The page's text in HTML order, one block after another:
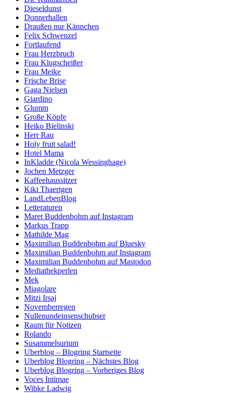
Dieseldunst
Donnerhallen
Draußen nur Kännchen
Felix Schwenzel
Fortlaufend
Frau Herzbruch
Frau Klugscheißer
Frau Meike
Frische Brise
Gaga Nielsen
Giardino
Glumm
Große Köpfe
Heiko Bielinski
Herr Rau
Holy fruit salad!
Hotel Mama
InKladde (Nicola Wessinghage)
Jochen Metzger
Kaffeehaussitzer
Kiki Thaerigen
LandLebenBlog
Letteraturen
Maret Buddenbohm auf Instagram
Markus Trapp
Mathilde Mag
Maximilian Buddenbohm auf Bluesky
Maximilian Buddenbohm auf Instagram
Maximilian Buddenbohm auf Mastodon
Mediathekperlen
Mek
Miagolare
Mitzi Irsaj
Novemberregen
Nullenundeinsenschubser
Raum für Notizen
Rolando
Susammelsurium
Uberblog – Blogring Startseite
Uberblog Blogring – Nächstes Blog
Uberblog Blogring – Vorheriges Blog
Voces Intimae
Wibke Ladwig